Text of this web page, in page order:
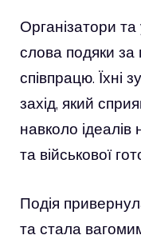
Організатори
слова подяки за
співпрацю. Їхні
захід, який
навколо ідеалів
та військової
Подія
та стала